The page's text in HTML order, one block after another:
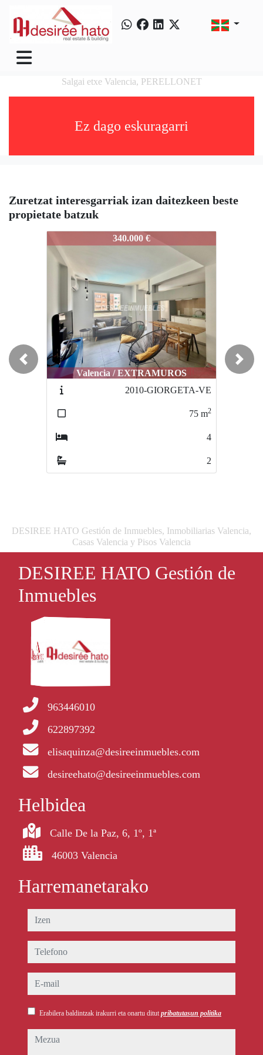
Salgai etxe Valencia, PERELLONET
Ez dago eskuragarri
Zuretzat interesgarriak izan daitezkeen beste
propietate batzuk
3581-PERELLONET-001
340.000 €
Valencia / EXTRAMUROS
2010-GIORGETA-VE
75 m2
4
2
Previous Next
DESIREE HATO Gestión de Inmuebles, Inmobiliarias Valencia,
Casas Valencia y Pisos Valencia
DESIREE HATO Gestión de
Inmuebles
963446010
622897392
elisaquinza@desireeinmuebles.com
desireehato@desireeinmuebles.com
Helbidea
Calle De la Paz, 6, 1º, 1ª
46003 Valencia
Harremanetarako
izen
telefono
e-mail
Erabilera baldintzak irakurri eta onartu ditut pribatutasun politika
mezua